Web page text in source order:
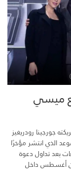
ميسي
جورجينا رودريغيز
الذي انتشر مؤخرًا
بعد تداول دعوة
أغسطس داخل